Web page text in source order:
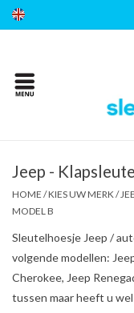
Home
Accessoires
Veelgestelde vragen
Contact
Jeep -
HOME /KIES UW MERK /
MODEL B
Sleutelhoesje Jeep /
volgende modellen:
Cherokee, Jeep
tussen maar heeft u